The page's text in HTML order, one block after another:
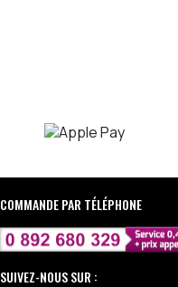
COMMANDE PAR TÉLÉPHONE
SUIVEZ-NOUS SUR :